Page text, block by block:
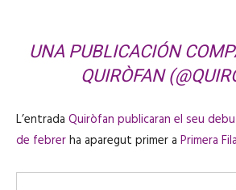
UNA PUBLICACIÓN
QUIRÒFAN
L’entrada Quiròfan publicaran el seu
de febrerha aparegut primer a Primera Fila